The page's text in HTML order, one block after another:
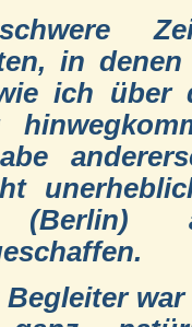
in
ich über
(Berlin)
war